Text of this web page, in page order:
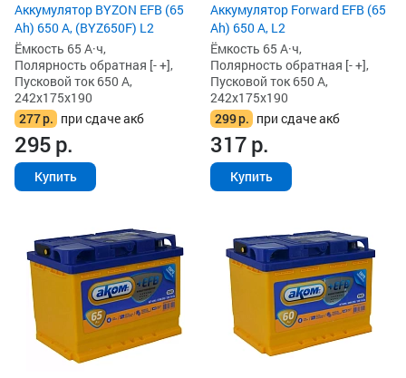
Аккумулятор BYZON EFB (65
Ah) 650 А, (BYZ650F) L2
Ёмкость 65 А·ч,
Полярность обратная [- +],
Пусковой ток 650 А,
242x175x190
277р. при сдаче акб
295р.
Купить
Аккумулятор Forward EFB (65
Ah) 650 А, L2
Ёмкость 65 А·ч,
Полярность обратная [- +],
Пусковой ток 650 А,
242x175x190
299р. при сдаче акб
317р.
Купить